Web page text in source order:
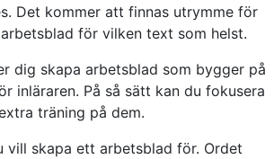
Det kommer att finnas utrymme för
för vilken text som helst.
dig skapa arbetsblad som bygger på
inläraren. På så sätt kan du fokusera
träning på dem.
skapa ett arbetsblad för. Ordet